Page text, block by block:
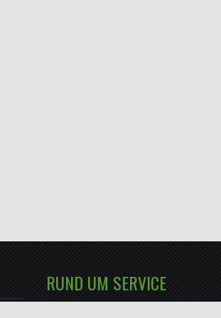
RUND UM SERVICE